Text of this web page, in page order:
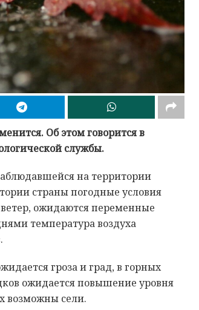
Об этом говорится в
службы.
на территории
страны погодные условия
ожидаются переменные
температура воздуха
гроза и град, в горных
ожидается повышение уровня
возможны сели.